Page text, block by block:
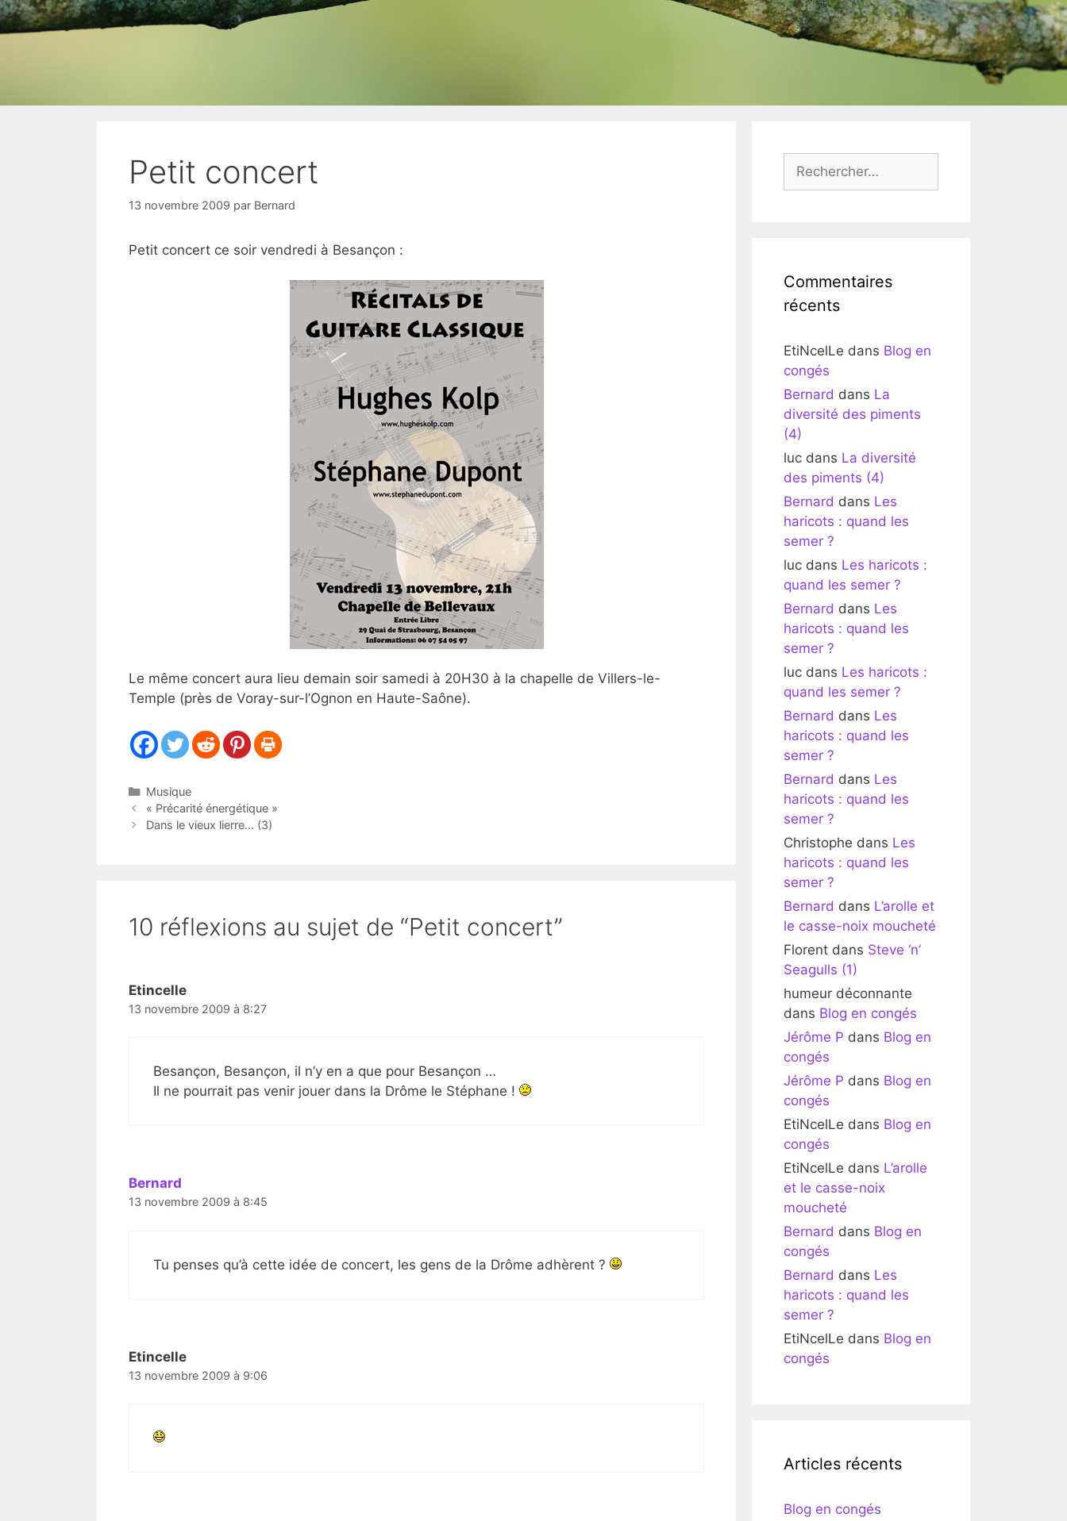
Petit concert
13 novembre 2009 par Bernard
Petit concert ce soir vendredi à Besançon :
Le même concert aura lieu demain soir samedi à 20H30 à la chapelle de Villers-le-
Temple (près de Voray-sur-l’Ognon en Haute-Saône).
Catégories
Musique
« Précarité énergétique »
Dans le vieux lierre… (3)
10 réflexions au sujet de “Petit concert”
Etincelle
13 novembre 2009 à 8:27
Besançon, Besançon, il n’y en a que pour Besançon …
Il ne pourrait pas venir jouer dans la Drôme le Stéphane !
Bernard
13 novembre 2009 à 8:45
Tu penses qu’à cette idée de concert, les gens de la Drôme adhèrent ?
Etincelle
13 novembre 2009 à 9:06
Commentaires
récents
EtiNcelLe dans Blog en
congés
Bernard dans La
diversité des piments
(4)
luc dans La diversité
des piments (4)
Bernard dans Les
haricots : quand les
semer ?
luc dans Les haricots :
quand les semer ?
Bernard dans Les
haricots : quand les
semer ?
luc dans Les haricots :
quand les semer ?
Bernard dans Les
haricots : quand les
semer ?
Bernard dans Les
haricots : quand les
semer ?
Christophe dans Les
haricots : quand les
semer ?
Bernard dans L’arolle et
le casse-noix moucheté
Florent dans Steve ‘n’
Seagulls (1)
humeur déconnante
dans Blog en congés
Jérôme P dans Blog en
congés
Jérôme P dans Blog en
congés
EtiNcelLe dans Blog en
congés
EtiNcelLe dans L’arolle
et le casse-noix
moucheté
Bernard dans Blog en
congés
Bernard dans Les
haricots : quand les
semer ?
EtiNcelLe dans Blog en
congés
Articles récents
Blog en congés